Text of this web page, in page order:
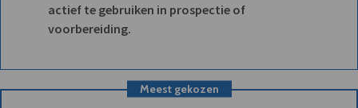
actief te gebruiken in prospectie of
voorbereiding.
Meest gekozen